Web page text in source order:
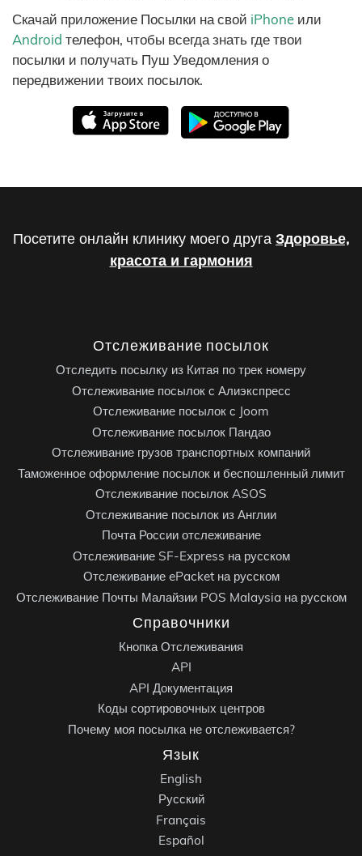
Скачай приложение Посылки на свой iPhone или
Android телефон, чтобы всегда знать где твои
посылки и получать Пуш Уведомления о
передвижении твоих посылок.
Посетите онлайн клинику моего друга Здоровье,
красота и гармония
Отслеживание посылок
Отследить посылку из Китая по трек номеру
Отслеживание посылок с Алиэкспресс
Отслеживание посылок с Joom
Отслеживание посылок Пандао
Отслеживание грузов транспортных компаний
Таможенное оформление посылок и беспошленный лимит
Отслеживание посылок ASOS
Отслеживание посылок из Англии
Почта России отслеживание
Отслеживание SF-Express на русском
Отслеживание ePacket на русском
Отслеживание Почты Малайзии POS Malaysia на русском
Справочники
Кнопка Отслеживания
API
API Документация
Коды сортировочных центров
Почему моя посылка не отслеживается?
Язык
English
Русский
Français
Español